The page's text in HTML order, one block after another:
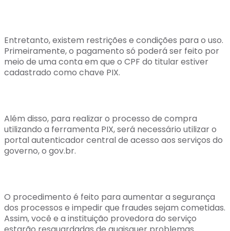
Entretanto, existem restrições e condições para o uso.
Primeiramente, o pagamento só poderá ser feito por
meio de uma conta em que o CPF do titular estiver
cadastrado como chave PIX.
Além disso, para realizar o processo de compra
utilizando a ferramenta PIX, será necessário utilizar o
portal autenticador central de acesso aos serviços do
governo, o gov.br.
O procedimento é feito para aumentar a segurança
dos processos e impedir que fraudes sejam cometidas.
Assim, você e a instituição provedora do serviço